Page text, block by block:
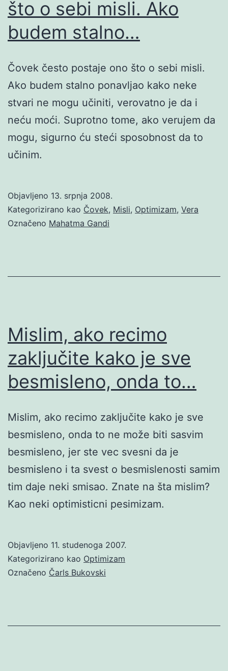
što o sebi misli. Ako
budem stalno…
Čovek često postaje ono što o sebi misli.
Ako budem stalno ponavljao kako neke
stvari ne mogu učiniti, verovatno je da i
neću moći. Suprotno tome, ako verujem da
mogu, sigurno ću steći sposobnost da to
učinim.
Objavljeno 13. srpnja 2008.
Kategorizirano kao Čovek, Misli, Optimizam, Vera
Označeno Mahatma Gandi
Mislim, ako recimo
zaključite kako je sve
besmisleno, onda to…
Mislim, ako recimo zaključite kako je sve
besmisleno, onda to ne može biti sasvim
besmisleno, jer ste vec svesni da je
besmisleno i ta svest o besmislenosti samim
tim daje neki smisao. Znate na šta mislim?
Kao neki optimisticni pesimizam.
Objavljeno 11. studenoga 2007.
Kategorizirano kao Optimizam
Označeno Čarls Bukovski